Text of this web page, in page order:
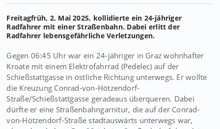
Freitagfrüh, 2. Mai 2025, kollidierte ein 24-jähriger
Radfahrer mit einer Straßenbahn. Dabei erlitt der
Radfahrer lebensgefährliche Verletzungen.
Gegen 06:45 Uhr war ein 24-jähriger in Graz wohnhafter
Kroate mit einem Elektrofahrrad (Pedelec) auf der
Schießstattgasse in östliche Richtung unterwegs. Er wollte
die Kreuzung Conrad-von-Hötzendorf-
Straße/Schießstattgasse geradeaus überqueren. Dabei
dürfte er eine Straßenbahngarnitur, die auf der Conrad-
von-Hötzendorf-Straße stadtauswärts unterwegs war,